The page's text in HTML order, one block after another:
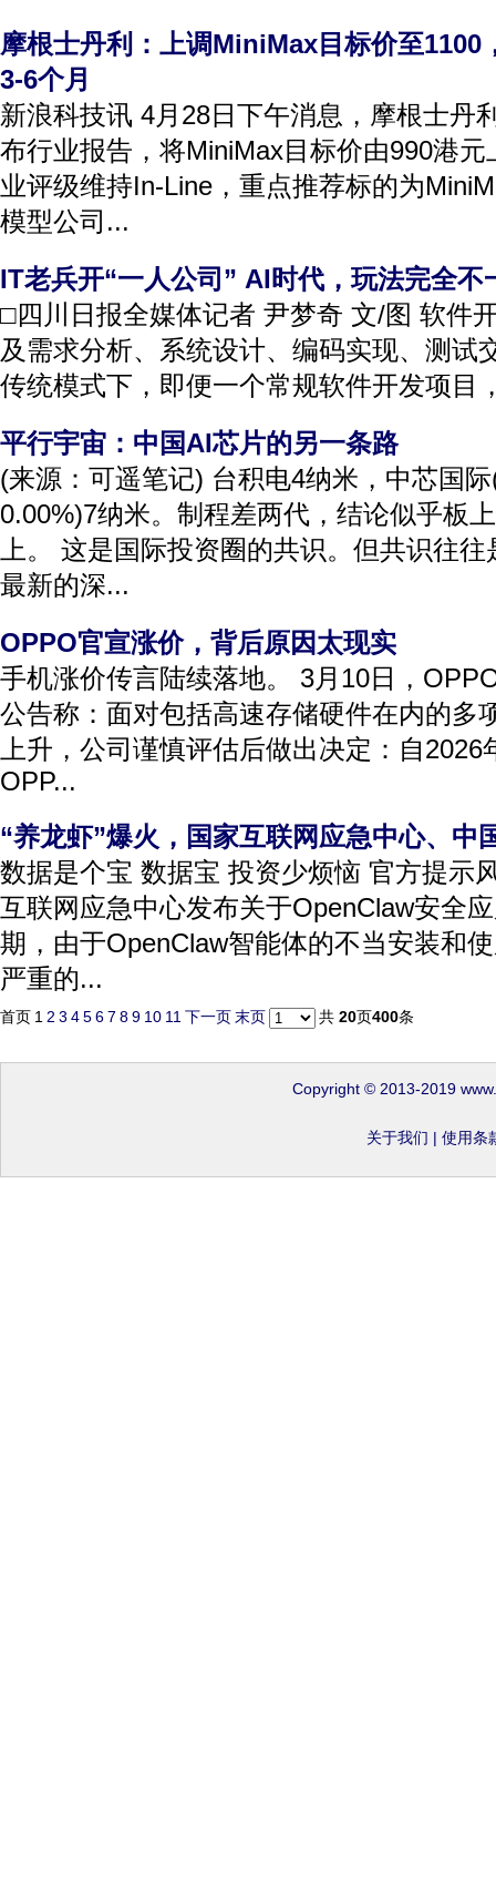
摩根士丹利：上调MiniMax目标价至1100
3-6个月
新浪科技讯 4月28日下午消息，摩根士丹
布行业报告，将MiniMax目标价由990港
业评级维持In-Line，重点推荐标的为
模型公司...
IT老兵开“一人公司” AI时代，玩法完全不
□四川日报全媒体记者 尹梦奇 文/图 软件
及需求分析、系统设计、编码实现、测试
传统模式下，即便一个常规软件开发项目
平行宇宙：中国AI芯片的另一条路
(来源：可遥笔记) 台积电4纳米，中芯国
0.00%)7纳米。制程差两代，结论似乎板
上。 这是国际投资圈的共识。但共识往
最新的深...
OPPO官宣涨价，背后原因太现实
手机涨价传言陆续落地。 3月10日，
公告称：面对包括高速存储硬件在内的多
上升，公司谨慎评估后做出决定：自
OPP...
“养龙虾”爆火，国家互联网应急中心、中
数据是个宝 数据宝 投资少烦恼 官方提示
互联网应急中心发布关于OpenClaw安全
期，由于OpenClaw智能体的不当安装和
严重的...
首页 1 2 3 4567 89 10 11 下一页末页 共 20页400条
Copyright © 2013-2019
关于我们 | 使用条